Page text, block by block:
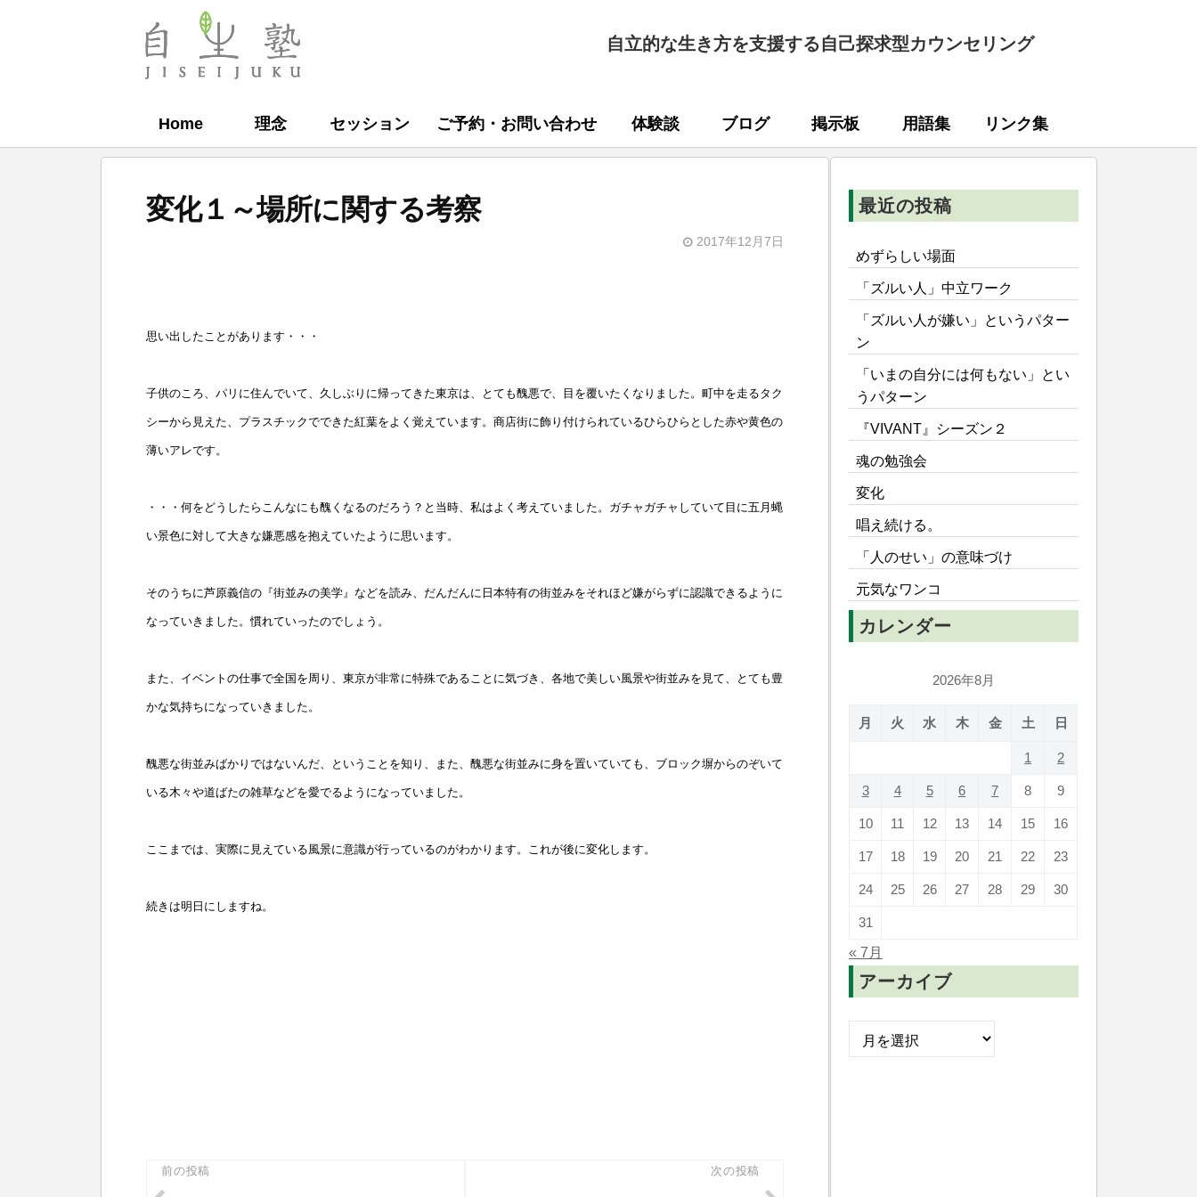
自
自立的な生き方を支援する自己探求型カウンセリング
Home 理念 セッション ご予約・お問い合わせ 体験談 ブログ 掲示板 用語集 リンク集
変化１～場所に関する考察
2017年12月7日
生
思い出したことがあります・・・
子供のころ、パリに住んでいて、久しぶりに帰ってきた東京は、とても醜悪で、目を覆いたくなりました。町中を走るタク
シーから見えた、プラスチックでできた紅葉をよく覚えています。商店街に飾り付けられているひらひらとした赤や黄色の
薄いアレです。
・・・何をどうしたらこんなにも醜くなるのだろう？と当時、私はよく考えていました。ガチャガチャしていて目に五月蝿
い景色に対して大きな嫌悪感を抱えていたように思います。
そのうちに芦原義信の『街並みの美学』などを読み、だんだんに日本特有の街並みをそれほど嫌がらずに認識できるように
なっていきました。慣れていったのでしょう。
また、イベントの仕事で全国を周り、東京が非常に特殊であることに気づき、各地で美しい風景や街並みを見て、とても豊
かな気持ちになっていきました。
醜悪な街並みばかりではないんだ、ということを知り、また、醜悪な街並みに身を置いていても、ブロック塀からのぞいて
いる木々や道ばたの雑草などを愛でるようになっていました。
ここまでは、実際に見えている風景に意識が行っているのがわかります。これが後に変化します。
続きは明日にしますね。
投前の投稿 次の投稿
最近の投稿
めずらしい場面
「ズルい人」中立ワーク
「ズルい人が嫌い」というパター
ン
「いまの自分には何もない」とい
うパターン
『VIVANT』シーズン２
魂の勉強会
変化
唱え続ける。
「人のせい」の意味づけ
元気なワンコ
カレンダー
2026年8月
月 火 水 木 金 土 日
1 2
3 4 5 6 7 8 9
10 11 12 13 14 15 16
17 18 19 20 21 22 23
24 25 26 27 28 29 30
31
« 7月
アーカイブ
ー